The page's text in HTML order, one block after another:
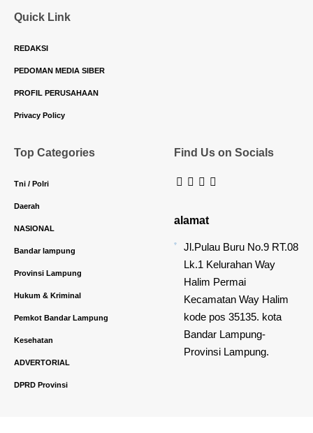
Quick Link
REDAKSI
PEDOMAN MEDIA SIBER
PROFIL PERUSAHAAN
Privacy Policy
Top Categories
Tni / Polri
Daerah
NASIONAL
Bandar lampung
Provinsi Lampung
Hukum & Kriminal
Pemkot Bandar Lampung
Kesehatan
ADVERTORIAL
DPRD Provinsi
Find Us on Socials
alamat
Jl.Pulau Buru No.9 RT.08
Lk.1 Kelurahan Way
Halim Permai
Kecamatan Way Halim
kode pos 35135. kota
Bandar Lampung-
Provinsi Lampung.